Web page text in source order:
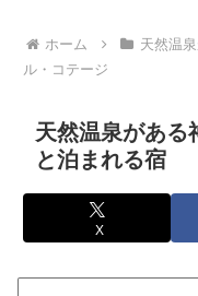
ホーム
天然温
ル・コテージ
天然温泉がある
と泊まれる宿
X